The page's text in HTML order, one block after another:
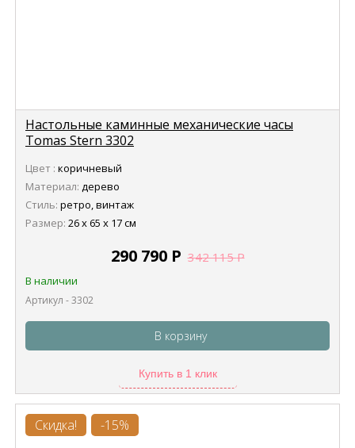
Настольные каминные механические часы
Tomas Stern 3302
Цвет : коричневый
Материал: дерево
Стиль: ретро, винтаж
Размер: 26 х 65 х 17 см
290 790 Р 342 115Р
В наличии
Артикул - 3302
В корзину
Купить в 1 клик
Скидка! -15%